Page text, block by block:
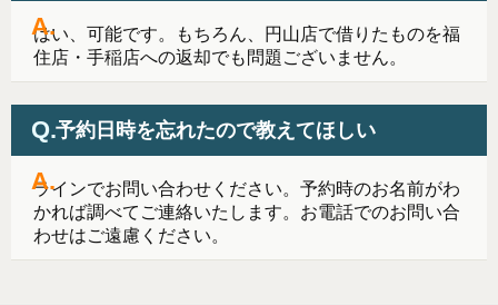
はい、可能です。もちろん、円山店で借りたものを福
住店・手稲店への返却でも問題ございません。
予約日時を忘れたので教えてほしい
ラインでお問い合わせください。予約時のお名前がわ
かれば調べてご連絡いたします。お電話でのお問い合
わせはご遠慮ください。